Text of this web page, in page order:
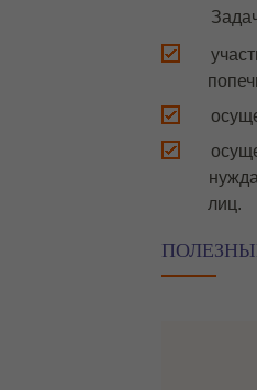
лиц.